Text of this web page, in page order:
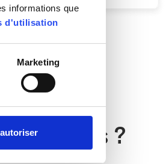
informations que
d'utilisation
Marketing
?